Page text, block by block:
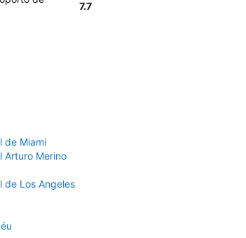
7.7
de Miami
Arturo Merino
de Los Angeles